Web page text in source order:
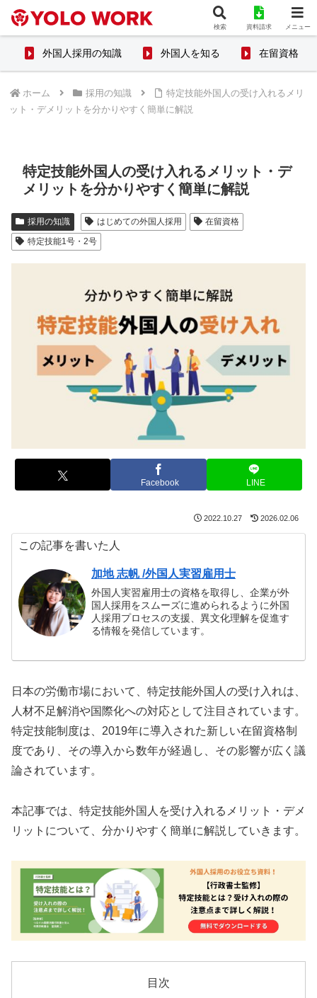
外国人採用の知識 外国人を知る 在留資格
ホーム 採用の知識
特定技能外国人の受け入れるメリ
ット・デメリットを分かりやすく簡単に解説
特定技能外国人の受け入れるメリット・デ
メリットを分かりやすく簡単に解説
採用の知識 はじめての外国人採用
在留資格
特定技能1号・2号
Facebook LINE
2022.10.27 2026.02.06
この記事を書いた人
加地 志帆 /外国人実習雇用士
外国人実習雇用士の資格を取得し、企業が外
国人採用をスムーズに進められるように外国
人採用プロセスの支援、異文化理解を促進す
る情報を発信しています。
日本の労働市場において、特定技能外国人の受け入れは、
人材不足解消や国際化への対応として注目されています。
特定技能制度は、2019年に導入された新しい在留資格制
度であり、その導入から数年が経過し、その影響が広く議
論されています。
本記事では、特定技能外国人を受け入れるメリット・デメ
リットについて、分かりやすく簡単に解説していきます。
目次
検索 資料請求 メニュー